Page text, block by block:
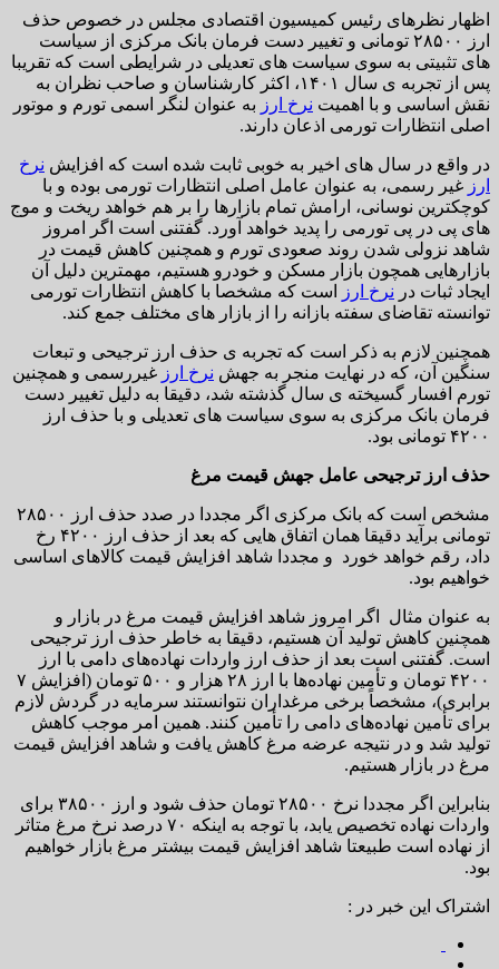
اظهار نظرهای رئیس کمیسیون اقتصادی مجلس در خصوص حذف
ارز ۲۸۵۰۰ تومانی و تغییر دست فرمان بانک مرکزی از سیاست
های تثبیتی به سوی سیاست های تعدیلی در شرایطی است که تقریبا
پس از تجربه ی سال ۱۴۰۱، اکثر کارشناسان و صاحب نظران به
نقش اساسی و با اهمیت نرخ ارز به عنوان لنگر اسمی تورم و موتور
اصلی انتظارات تورمی اذعان دارند.
در واقع در سال های اخیر به خوبی ثابت شده است که افزایش نرخ
ارز غیر رسمی، به عنوان عامل اصلی انتظارات تورمی بوده و با
کوچکترین نوسانی، ارامش تمام بازارها را بر هم خواهد ریخت و موج
های پی در پی تورمی را پدید خواهد آورد. گفتنی است اگر امروز
شاهد نزولی شدن روند صعودی تورم و همچنین کاهش قیمت در
بازارهایی همچون بازار مسکن و خودرو هستیم، مهمترین دلیل آن
ایجاد ثبات در نرخ ارز
است که مشخصا با کاهش انتظارات تورمی
توانسته تقاضای سفته بازانه را از بازار های مختلف جمع کند.
همچنین لازم به ذکر است که تجربه ی حذف ارز ترجیحی و تبعات
سنگین آن، که در نهایت منجر به جهش نرخ ارز غیررسمی و همچنین
تورم افسار گسیخته ی سال گذشته شد، دقیقا به دلیل تغییر دست
فرمان بانک مرکزی به سوی سیاست های تعدیلی و با حذف ارز
۴۲۰۰ تومانی بود.
حذف ارز ترجیحی عامل جهش قیمت مرغ
مشخص است که بانک مرکزی اگر مجددا در صدد حذف ارز ۲۸۵۰۰
تومانی برآید دقیقا همان اتفاق هایی که بعد از حذف ارز ۴۲۰۰ رخ
داد، رقم خواهد خورد و مجددا شاهد افزایش قیمت کالاهای اساسی
خواهیم بود.
به عنوان مثال اگر امروز شاهد افزایش قیمت مرغ در بازار و
همچنین کاهش تولید آن هستیم، دقیقا به خاطر حذف ارز ترجیحی
است. گفتنی است بعد از حذف ارز واردات نهاده‌های دامی با ارز
۴۲۰۰ تومان و تأمین نهاده‌ها با ارز ۲۸ هزار و ۵۰۰ تومان (افزایش ۷
برابری)، مشخصاً برخی مرغداران نتوانستند سرمایه در گردش لازم
برای تأمین نهاده‌های دامی را تأمین کنند. همین امر موجب کاهش
تولید شد و در نتیجه عرضه مرغ کاهش یافت و شاهد افزایش قیمت
مرغ در بازار هستیم.
بنابراین اگر مجددا نرخ ۲۸۵۰۰ تومان حذف شود و ارز ۳۸۵۰۰ برای
واردات نهاده تخصیص یابد، با توجه به اینکه ۷۰ درصد نرخ مرغ متاثر
از نهاده است طبیعتا شاهد افزایش قیمت بیشتر مرغ بازار خواهیم
بود.
اشتراک این خبر در :